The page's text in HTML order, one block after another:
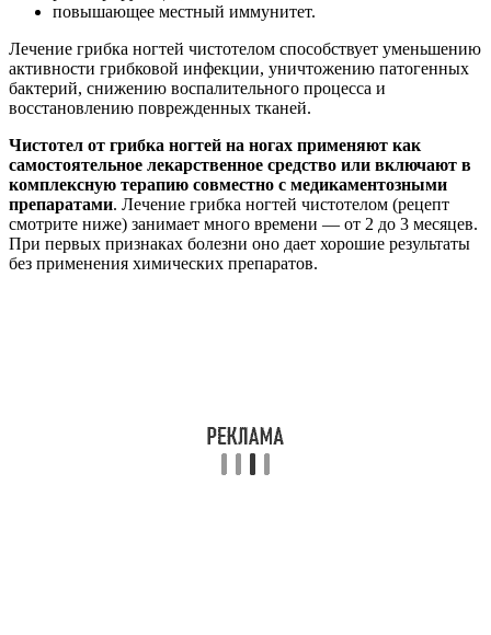
повышающее местный иммунитет.
Лечение грибка ногтей чистотелом способствует уменьшению
активности грибковой инфекции, уничтожению патогенных
бактерий, снижению воспалительного процесса и
восстановлению поврежденных тканей.
Чистотел от грибка ногтей на ногах применяют как
самостоятельное лекарственное средство или включают в
комплексную терапию совместно с медикаментозными
препаратами. Лечение грибка ногтей чистотелом (рецепт
смотрите ниже) занимает много времени — от 2 до 3 месяцев.
При первых признаках болезни оно дает хорошие результаты
без применения химических препаратов.